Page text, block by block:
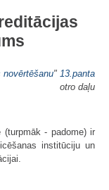
novērtēšanu" 13.panta
otro daļu
(turpmāk - padome) ir
institūciju un